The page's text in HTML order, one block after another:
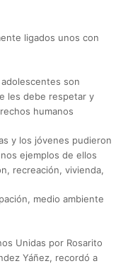
ligados unos con
son
les debe respetar y
humanos
y los jóvenes pudieron
ejemplos de ellos
recreación, vivienda,
medio ambiente
Unidas por Rosarito
Yáñez, recordó a